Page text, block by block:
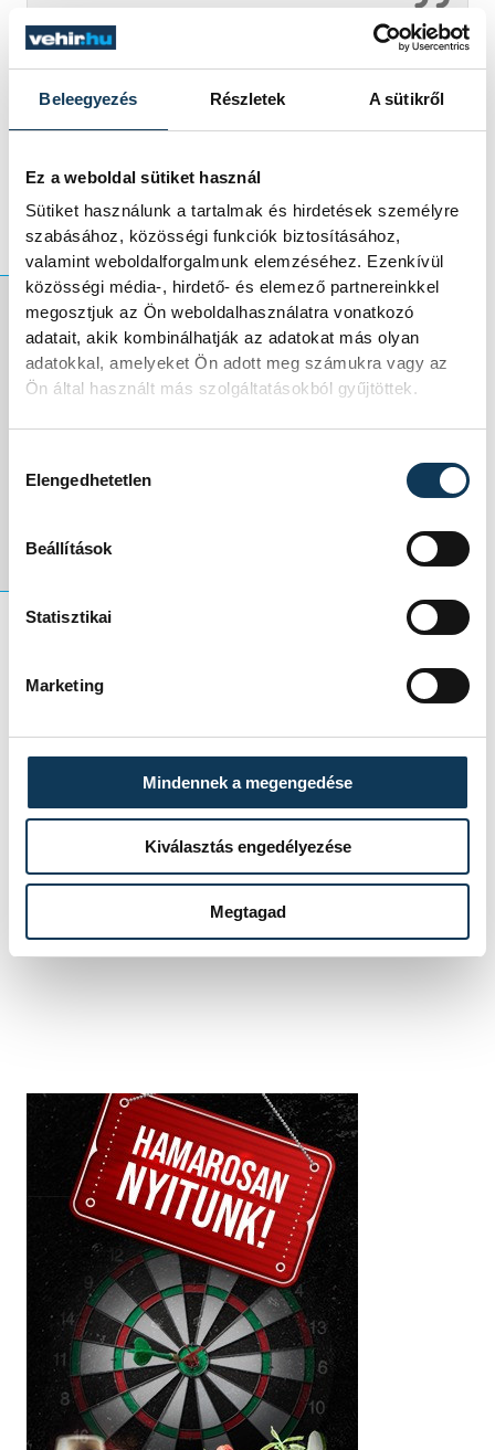
Beleegyezés Részletek A sütikről
Ez a weboldal sütiket használ
Sütiket használunk a tartalmak és hirdetések személyre
szabásához, közösségi funkciók biztosításához,
valamint weboldalforgalmunk elemzéséhez. Ezenkívül
közösségi média-, hirdető- és elemező partnereinkkel
megosztjuk az Ön weboldalhasználatra vonatkozó
adatait, akik kombinálhatják az adatokat más olyan
adatokkal, amelyeket Ön adott meg számukra vagy az
Ön által használt más szolgáltatásokból gyűjtöttek.
Elengedhetetlen
Beállítások
Statisztikai
Marketing
Mindennek a megengedése
Kiválasztás engedélyezése
Megtagad
– folytatta a 19 éves sportoló.
Hozzátette még, úgy érzi, sokkal több van
benne, mint amit eddig mutatott.
– Remélem, ezt az
idén meg is tudom
sport
SZERZŐ
vehir.hu